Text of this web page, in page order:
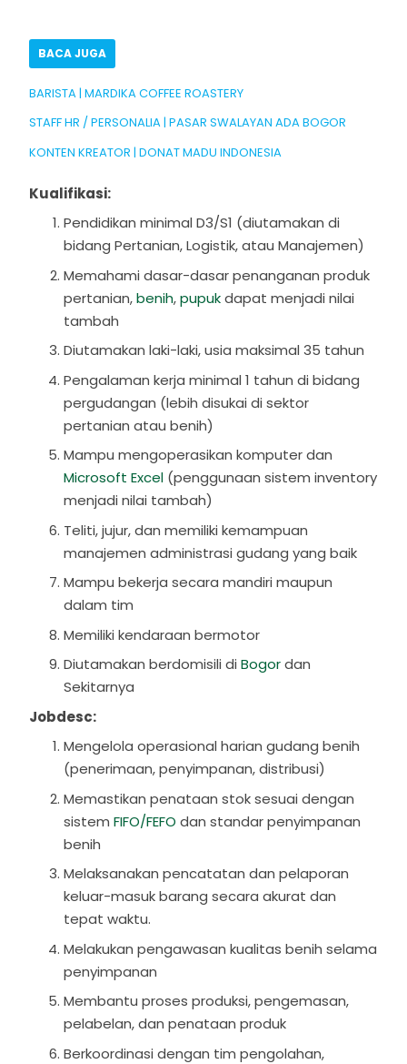
BACA JUGA
BARISTA | MARDIKA COFFEE ROASTERY
STAFF HR / PERSONALIA | PASAR SWALAYAN ADA BOGOR
KONTEN KREATOR | DONAT MADU INDONESIA
Kualifikasi:
Pendidikan minimal D3/S1 (diutamakan di
bidang Pertanian, Logistik, atau Manajemen)
Memahami dasar-dasar penanganan produk
pertanian,benih,pupukdapat menjadi nilai
tambah
Diutamakan laki-laki, usia maksimal 35 tahun
Pengalaman kerja minimal 1 tahun di bidang
pergudangan (lebih disukai di sektor
pertanian atau benih)
Mampu mengoperasikan komputer dan
Microsoft Excel(penggunaan sistem inventory
menjadi nilai tambah)
Teliti, jujur, dan memiliki kemampuan
manajemen administrasi gudang yang baik
Mampu bekerja secara mandiri maupun
dalam tim
Memiliki kendaraan bermotor
Diutamakan berdomisili di Bogordan
Sekitarnya
Jobdesc:
Mengelola operasional harian gudang benih
(penerimaan, penyimpanan, distribusi)
Memastikan penataan stok sesuai dengan
sistem FIFO/FEFO dan standar penyimpanan
benih
Melaksanakan pencatatan dan pelaporan
keluar-masuk barang secara akurat dan
tepat waktu.
Melakukan pengawasan kualitas benih selama
penyimpanan
Membantu proses produksi, pengemasan,
pelabelan, dan penataan produk
Berkoordinasi dengan tim pengolahan,